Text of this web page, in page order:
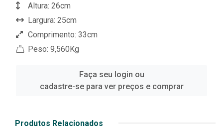
Altura: 26cm
Largura: 25cm
Comprimento: 33cm
Peso: 9,560Kg
Faça seu login ou
cadastre-se para ver preços e comprar
Produtos Relacionados